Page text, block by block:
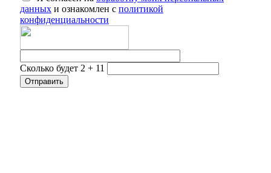
данных и ознакомлен с политикой
конфиденциальности
Сколько будет 2 + 11